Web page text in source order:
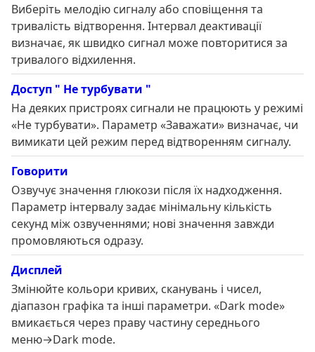
Виберіть мелодію сигналу або сповіщення та
тривалість відтворення. Інтервал деактивації
визначає, як швидко сигнал може повторитися за
тривалого відхилення.
Доступ " Не турбувати "
На деяких пристроях сигнали не працюють у режимі
«Не турбувати». Параметр «Заважати» визначає, чи
вимикати цей режим перед відтворенням сигналу.
Говорити
Озвучує значення глюкози після їх надходження.
Параметр інтервалу задає мінімальну кількість
секунд між озвученнями; нові значення завжди
промовляються одразу.
Дисплей
Змінюйте кольори кривих, сканувань і чисел,
діапазон графіка та інші параметри. «Dark mode»
вмикається через праву частину середнього
меню→Dark mode.